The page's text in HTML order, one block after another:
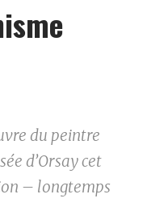
du peintre
d’Orsay cet
– longtemps